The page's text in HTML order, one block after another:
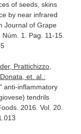
of seeds, skins
by near infrared
Journal of Grape
Núm. 1. Pag. 11-15.
Prattichizzo,
et. al.:
anti-inflammatory
tendrils
. 2016. Vol. 20.